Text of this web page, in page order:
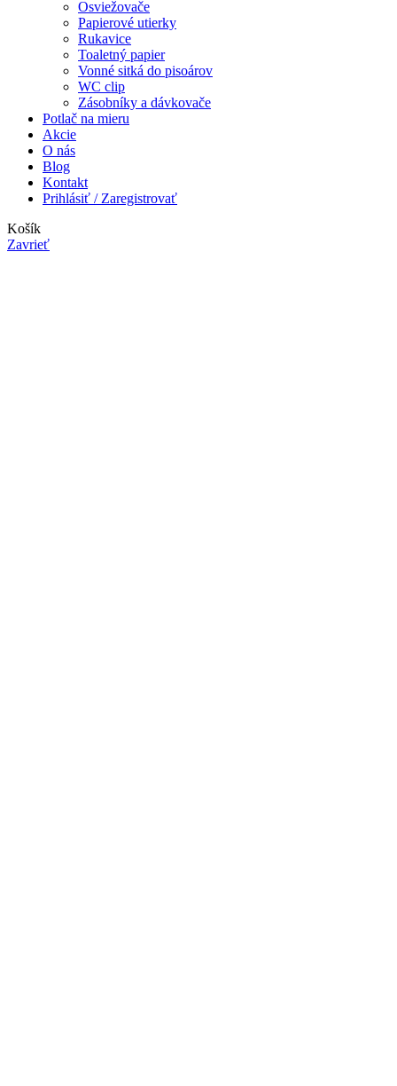
Osviežovače
Papierové utierky
Rukavice
Toaletný papier
Vonné sitká do pisoárov
WC clip
Zásobníky a dávkovače
Potlač na mieru
Akcie
O nás
Blog
Kontakt
Prihlásiť / Zaregistrovať
Košík
Zavrieť